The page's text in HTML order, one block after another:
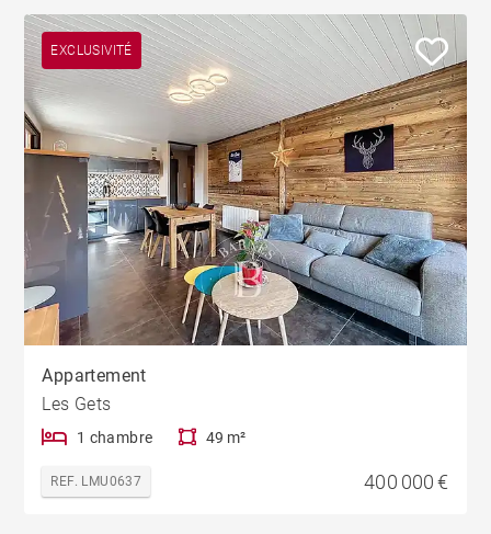
EXCLUSIVITÉ
Appartement
Les Gets
1 chambre 49 m²
REF. LMU0637 400 000 €